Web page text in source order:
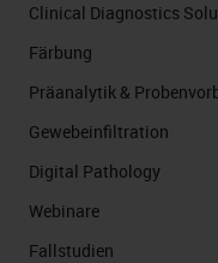
Clinical Diagnostics
Färbung
Präanalytik &
Gewebeinfiltration
Digital Pathology
Webinare
Fallstudien